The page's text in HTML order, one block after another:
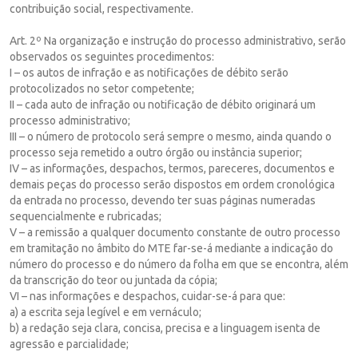
contribuição social, respectivamente.
Art. 2º Na organização e instrução do processo administrativo, serão
observados os seguintes procedimentos:
I – os autos de infração e as notificações de débito serão
protocolizados no setor competente;
II – cada auto de infração ou notificação de débito originará um
processo administrativo;
III – o número de protocolo será sempre o mesmo, ainda quando o
processo seja remetido a outro órgão ou instância superior;
IV – as informações, despachos, termos, pareceres, documentos e
demais peças do processo serão dispostos em ordem cronológica
da entrada no processo, devendo ter suas páginas numeradas
sequencialmente e rubricadas;
V – a remissão a qualquer documento constante de outro processo
em tramitação no âmbito do MTE far-se-á mediante a indicação do
número do processo e do número da folha em que se encontra, além
da transcrição do teor ou juntada da cópia;
VI – nas informações e despachos, cuidar-se-á para que:
a) a escrita seja legível e em vernáculo;
b) a redação seja clara, concisa, precisa e a linguagem isenta de
agressão e parcialidade;